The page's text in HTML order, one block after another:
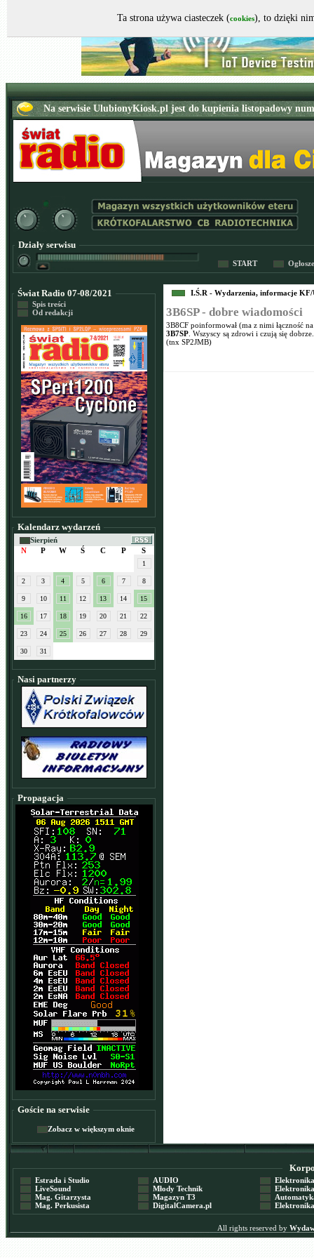
Działy serwisu
START
Świat Radio 07-08/2021
Spis treści
Od redakcji
Kalendarz wydarzeń
Sierpień
N
P W Ś C P S
1
2 3 4 5 6 7 8
9 10 11 12 13 14 15
16 17 18 19 20 21 22
23 24 25 26 27 28 29
30 31
Nasi partnerzy
Propagacja
Goście na serwisie
Zobacz w większym oknie
I.Ś.R - Wydarzenia, informacje
3B6SP - dobre wiadomości
3B8CF poinformował (ma z nimi łączność
3B7SP . Wszyscy są zdrowi i czują się dobrze.
(tnx SP2JMB)
Estrada i Studio
LiveSound
Mag. Gitarzysta
Mag. Perkusista
AUDIO
Młody Technik
Magazyn T3
DigitalCamera.pl
Elektronika
Elektronika
Automatyka
Elektronika
All rights reserved by
Ta strona używa ciasteczek (cookies), to dzięki